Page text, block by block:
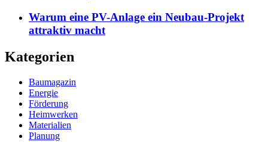
Warum eine PV-Anlage ein Neubau-Projekt
attraktiv macht
Kategorien
Baumagazin
Energie
Förderung
Heimwerken
Materialien
Planung